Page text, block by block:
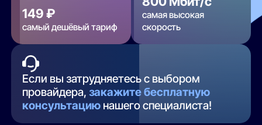
149 ₽
самый дешёвый тариф
самая высокая
скорость
Если вы затрудняетесь с выбором
провайдера,закажите бесплатную
консультацию нашего специалиста!